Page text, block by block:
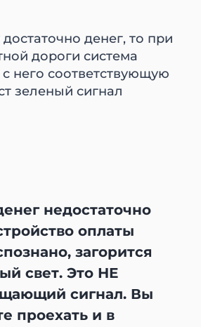
достаточно денег, то при
дороги система
него соответствующую
зеленый сигнал
недостаточно
оплаты
загорится
свет. Это НЕ
сигнал. Вы
проехать и в